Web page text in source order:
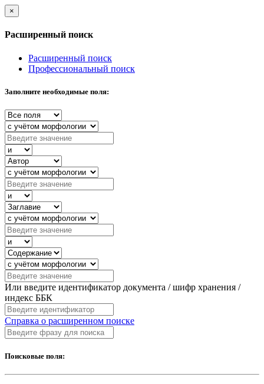
×
Расширенный поиск
Расширенный поиск
Профессиональный поиск
Заполните необходимые поля:
Или введите идентификатор документа / шифр хранения /
индекс ББК
Справка о расширенном поиске
Поисковые поля: